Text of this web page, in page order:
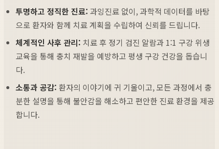
투명하고 정직한 진료: 과잉진료 없이, 과학적 데이터를 바탕
으로 환자와 함께 치료 계획을 수립하여 신뢰를 드립니다.
체계적인 사후 관리: 치료 후 정기 검진 알람과 1:1 구강 위생
교육을 통해 충치 재발을 예방하고 평생 구강 건강을 돕습니
다.
소통과 공감: 환자의 이야기에 귀 기울이고, 모든 과정에서 충
분한 설명을 통해 불안감을 해소하고 편안한 진료 환경을 제공
합니다.